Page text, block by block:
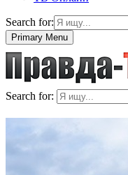
Search for:
Primary Menu
Search for: